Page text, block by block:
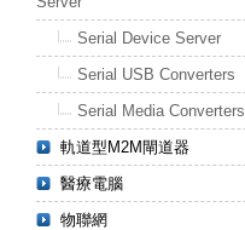
Serial Device Server
Serial USB Converters
Serial Media Converters
軌道型M2M閘道器
醫療電腦
物聯網